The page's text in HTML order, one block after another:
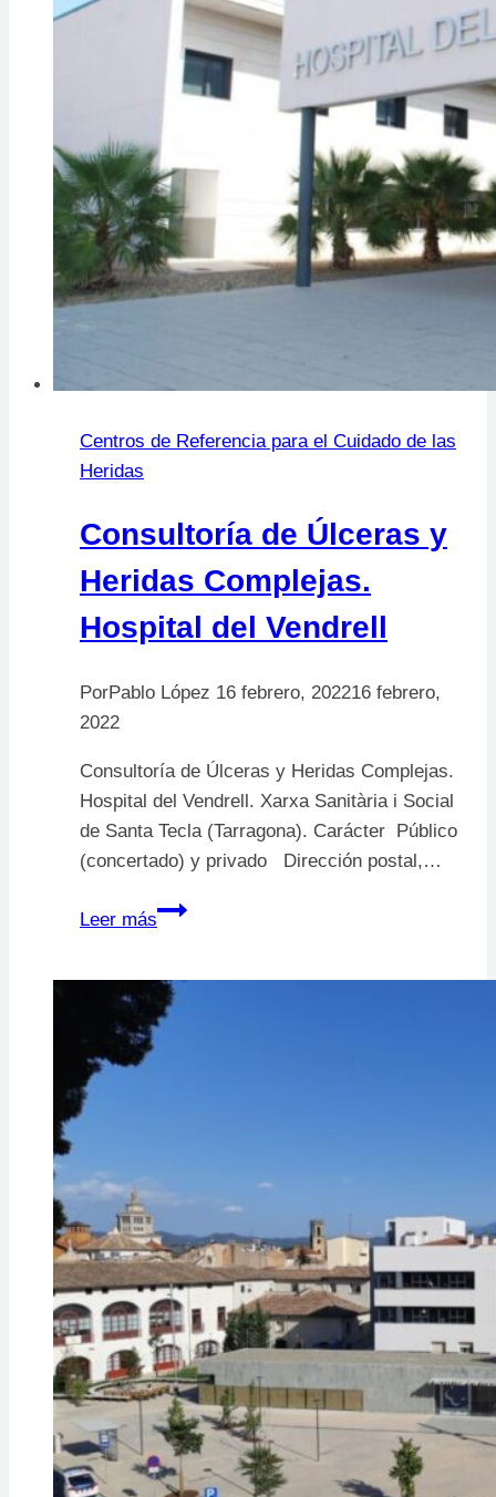
Hospital
Sant
Pau
Tecla
Centros de Referencia para el Cuidado de las
Heridas
Consultoría de Úlceras y
Heridas Complejas.
Hospital del Vendrell
PorPablo López 16 febrero, 202216 febrero,
2022
Consultoría de Úlceras y Heridas Complejas.
Hospital del Vendrell. Xarxa Sanitària i Social
de Santa Tecla (Tarragona). Carácter Público
(concertado) y privado Dirección postal,…
Leer más
Consultoría
Heridas